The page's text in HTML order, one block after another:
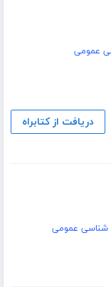
عمومی
دریافت از کتابراه
شناسی عمومی